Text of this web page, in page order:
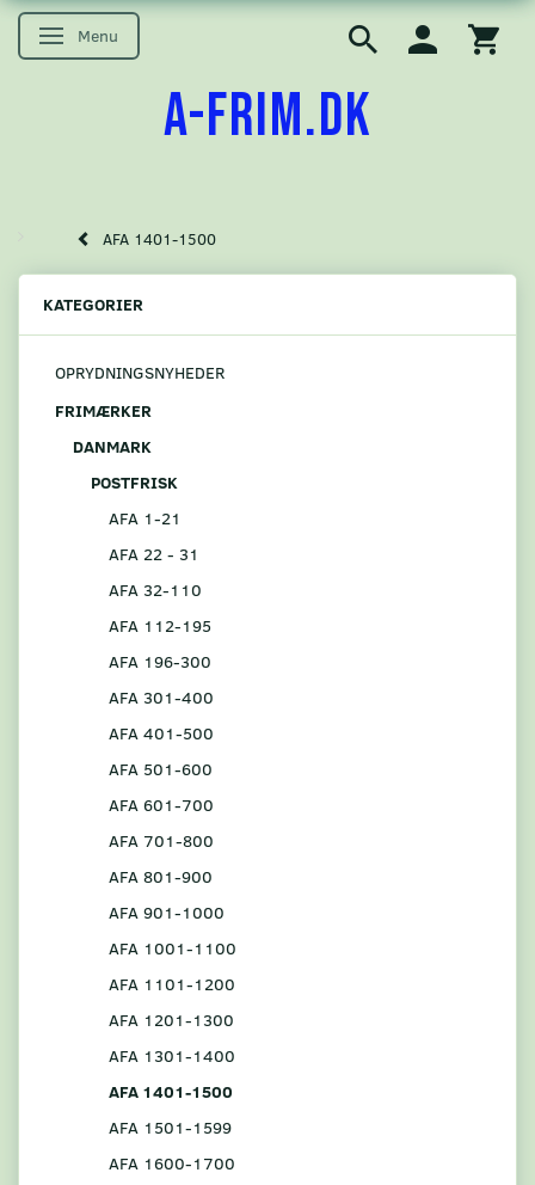
Skifte navigation
Menu
A-FRIM.DK
AFA 1401-1500
KATEGORIER
OPRYDNINGSNYHEDER
FRIMÆRKER
DANMARK
POSTFRISK
AFA 1-21
AFA 22 - 31
AFA 32-110
AFA 112-195
AFA 196-300
AFA 301-400
AFA 401-500
AFA 501-600
AFA 601-700
AFA 701-800
AFA 801-900
AFA 901-1000
AFA 1001-1100
AFA 1101-1200
AFA 1201-1300
AFA 1301-1400
AFA 1401-1500
AFA 1501-1599
AFA 1600-1700